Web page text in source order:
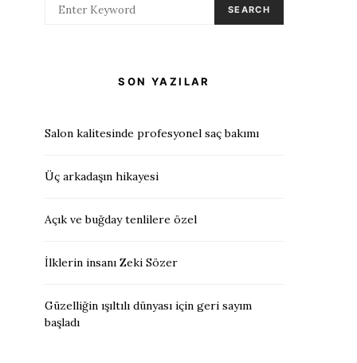
SEARCH
SON YAZILAR
Salon kalitesinde profesyonel saç bakımı
Üç arkadaşın hikayesi
Açık ve buğday tenlilere özel
İlklerin insanı Zeki Sözer
Güzelliğin ışıltılı dünyası için geri sayım
başladı